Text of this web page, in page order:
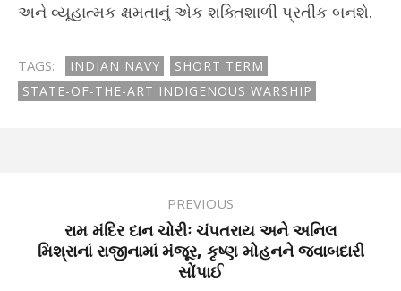
અને વ્યૂહાત્મક ક્ષમતાનું એક શક્તિશાળી પ્રતીક બનશે.
TAGS: INDIAN NAVY
SHORT TERM
STATE-OF-THE-ART INDIGENOUS WARSHIP
PREVIOUS
રામ મંદિર દાન ચોરીઃ ચંપતરાય અને અનિલ
મિશ્રાનાં રાજીનામાં મંજૂર, કૃષ્ણ મોહનને જવાબદારી
સોંપાઈ